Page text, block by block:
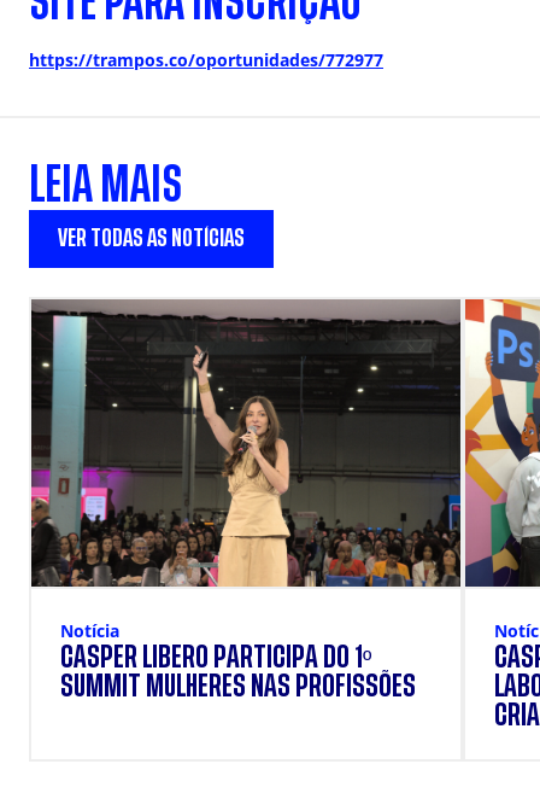
https://trampos.co/oportunidades/772977
LEIA MAIS
VER TODAS AS NOTÍCIAS
Notícia
CÁSPER LÍBERO PARTICIPA DO 1º
SUMMIT MULHERES NAS PROFISSÕES